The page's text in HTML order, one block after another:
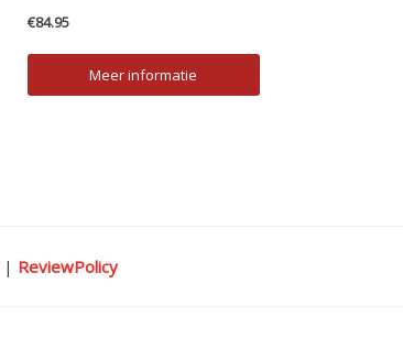
€84.95
Meer informatie
| ReviewPolicy